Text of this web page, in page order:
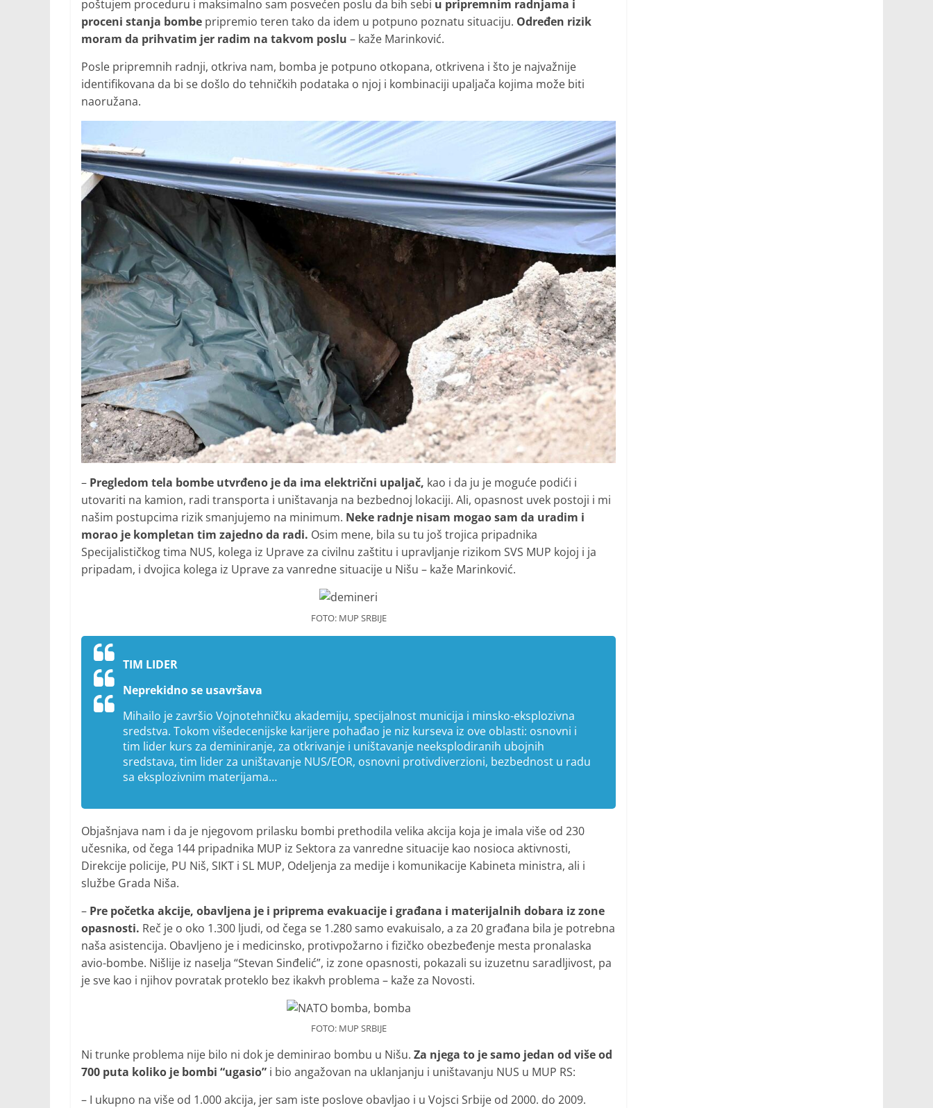
poštujem proceduru i maksimalno sam posvećen poslu da bih sebi u pripremnim radnjama i
proceni stanja bombe pripremio teren tako da idem u potpuno poznatu situaciju. Određen rizik
moram da prihvatim jer radim na takvom poslu – kaže Marinković.
Posle pripremnih radnji, otkriva nam, bomba je potpuno otkopana, otkrivena i što je najvažnije
identifikovana da bi se došlo do tehničkih podataka o njoj i kombinaciji upaljača kojima može biti
naoružana.
– Pregledom tela bombe utvrđeno je da ima električni upaljač, kao i da ju je moguće podići i
utovariti na kamion, radi transporta i uništavanja na bezbednoj lokaciji. Ali, opasnost uvek postoji i mi
našim postupcima rizik smanjujemo na minimum. Neke radnje nisam mogao sam da uradim i
morao je kompletan tim zajedno da radi. Osim mene, bila su tu još trojica pripadnika
Specijalističkog tima NUS, kolega iz Uprave za civilnu zaštitu i upravljanje rizikom SVS MUP kojoj i ja
pripadam, i dvojica kolega iz Uprave za vanredne situacije u Nišu – kaže Marinković.
FOTO: MUP SRBIJE
TIM LIDER
Neprekidno se usavršava
Mihailo je završio Vojnotehničku akademiju, specijalnost municija i minsko-eksplozivna
sredstva. Tokom višedecenijske karijere pohađao je niz kurseva iz ove oblasti: osnovni i
tim lider kurs za deminiranje, za otkrivanje i uništavanje neeksplodiranih ubojnih
sredstava, tim lider za uništavanje NUS/EOR, osnovni protivdiverzioni, bezbednost u radu
sa eksplozivnim materijama…
Objašnjava nam i da je njegovom prilasku bombi prethodila velika akcija koja je imala više od 230
učesnika, od čega 144 pripadnika MUP iz Sektora za vanredne situacije kao nosioca aktivnosti,
Direkcije policije, PU Niš, SIKT i SL MUP, Odeljenja za medije i komunikacije Kabineta ministra, ali i
službe Grada Niša.
– Pre početka akcije, obavljena je i priprema evakuacije i građana i materijalnih dobara iz zone
opasnosti. Reč je o oko 1.300 ljudi, od čega se 1.280 samo evakuisalo, a za 20 građana bila je potrebna
naša asistencija. Obavljeno je i medicinsko, protivpožarno i fizičko obezbeđenje mesta pronalaska
avio-bombe. Nišlije iz naselja “Stevan Sinđelić”, iz zone opasnosti, pokazali su izuzetnu saradljivost, pa
je sve kao i njihov povratak proteklo bez ikakvh problema – kaže za Novosti.
FOTO: MUP SRBIJE
Ni trunke problema nije bilo ni dok je deminirao bombu u Nišu. Za njega to je samo jedan od više od
700 puta koliko je bombi “ugasio” i bio angažovan na uklanjanju i uništavanju NUS u MUP RS:
– I ukupno na više od 1.000 akcija, jer sam iste poslove obavljao i u Vojsci Srbije od 2000. do 2009.